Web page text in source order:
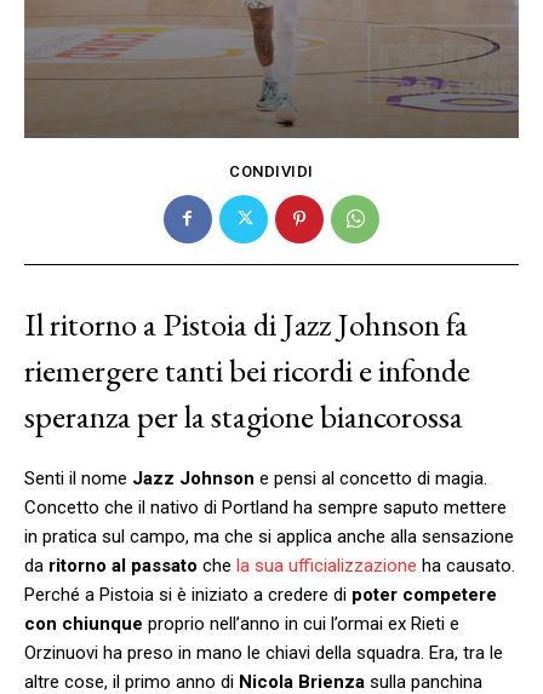
CONDIVIDI
Il ritorno a Pistoia di Jazz Johnson fa
riemergere tanti bei ricordi e infonde
speranza per la stagione biancorossa
Senti il nome Jazz Johnson e pensi al concetto di magia.
Concetto che il nativo di Portland ha sempre saputo mettere
in pratica sul campo, ma che si applica anche alla sensazione
da ritorno al passato che la sua ufficializzazione ha causato.
Perché a Pistoia si è iniziato a credere di poter competere
con chiunque proprio nell’anno in cui l’ormai ex Rieti e
Orzinuovi ha preso in mano le chiavi della squadra. Era, tra le
altre cose, il primo anno di Nicola Brienza sulla panchina